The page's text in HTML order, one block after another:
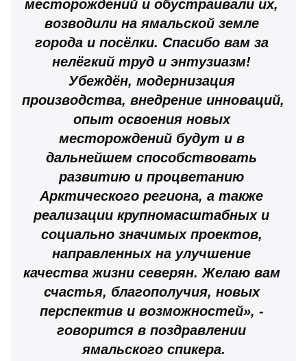
месторождений и обустраивали их,
возводили на ямальской земле
города и посёлки. Спасибо вам за
нелёгкий труд и энтузиазм!
Убеждён, модернизация
производства, внедрение инноваций,
опыт освоения новых
месторождений будут и в
дальнейшем способствовать
развитию и процветанию
Арктического региона, а также
реализации крупномасштабных и
социально значимых проектов,
направленных на улучшение
качества жизни северян. Желаю вам
счастья, благополучия, новых
перспектив и возможностей», -
говорится в поздравлении
ямальского спикера.